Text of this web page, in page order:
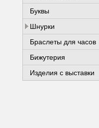
Буквы
Шнурки
Браслеты для часов
Бижутерия
Изделия с выставки